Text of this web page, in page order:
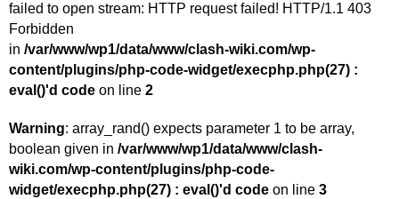
failed to open stream: HTTP request failed! HTTP/1.1 403
Forbidden
in /var/www/wp1/data/www/clash-wiki.com/wp-
content/plugins/php-code-widget/execphp.php(27) :
eval()'d code on line 2
Warning: array_rand() expects parameter 1 to be array,
boolean given in /var/www/wp1/data/www/clash-
wiki.com/wp-content/plugins/php-code-
widget/execphp.php(27) : eval()'d code on line 3